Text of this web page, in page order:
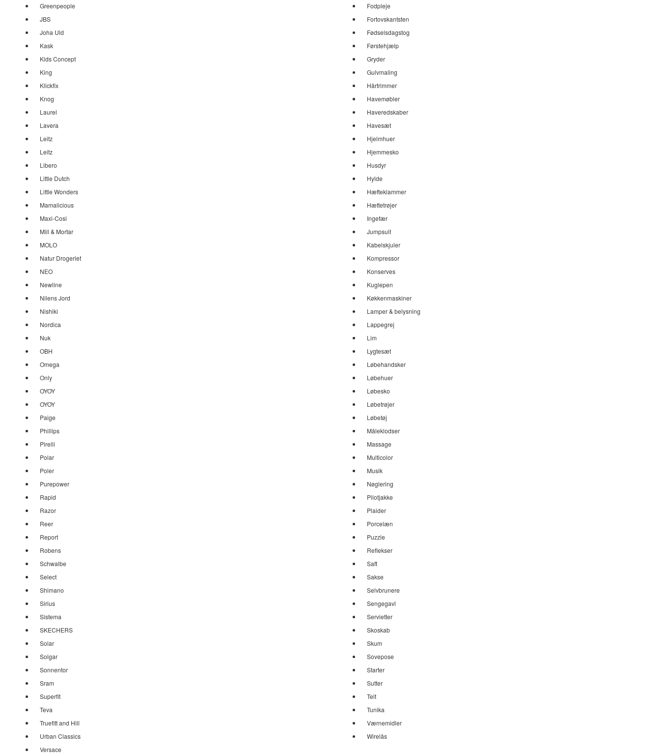
Greenpeople
JBS
Joha Uld
Kask
Kids Concept
King
Klickfix
Knog
Laurel
Lavera
Leitz
Leitz
Libero
Little Dutch
Little Wonders
Mamalicious
Maxi-Cosi
Mill & Mortar
MOLO
Natur Drogeriet
NEO
Newline
Nilens Jord
Nishiki
Nordica
Nuk
OBH
Omega
Only
OYOY
OYOY
Paige
Phillips
Pirelli
Polar
Poler
Purepower
Rapid
Razor
Reer
Report
Robens
Schwalbe
Select
Shimano
Sirius
Sistema
SKECHERS
Solar
Solgar
Sonnentor
Sram
Superfit
Teva
Truefitt and Hill
Urban Classics
Versace
Fodpleje
Fortovskantsten
Fødselsdagstog
Førstehjælp
Gryder
Gulvmaling
Hårtrimmer
Havemøbler
Haveredskaber
Havesæt
Hjelmhuer
Hjemmesko
Husdyr
Hylde
Hæfteklammer
Hættetrøjer
Ingefær
Jumpsuit
Kabelskjuler
Kompressor
Konserves
Kuglepen
Køkkenmaskiner
Lamper & belysning
Lappegrej
Lim
Lygtesæt
Løbehandsker
Løbehuer
Løbesko
Løbetrøjer
Løbetøj
Måleklodser
Massage
Multicolor
Musik
Nøglering
Pilotjakke
Plaider
Porcelæn
Puzzle
Reflekser
Saft
Sakse
Selvbrunere
Sengegavl
Servietter
Skoskab
Skum
Sovepose
Starter
Sutter
Telt
Tunika
Værnemidler
Wirelås